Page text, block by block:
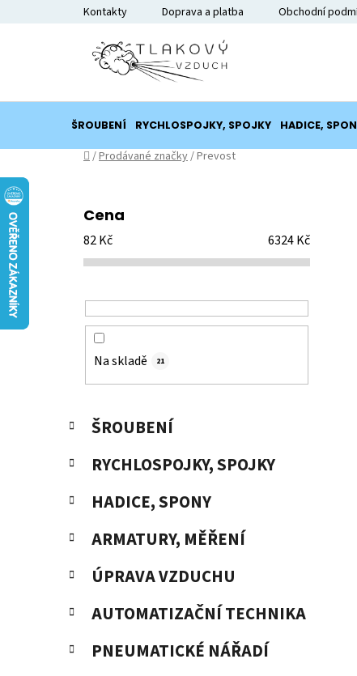
Kontakty Doprava a platba Obchodní
ŠROUBENÍ RYCHLOSPOJKY, SPOJKY HADICE,
Domů
/Prodávané značky/Prevost
e
l
Cena
82Kč 6324Kč
Na skladě 21
Přeskočit
kategorie
K
a
t
e
o
i
ŠROUBENÍ
RYCHLOSPOJKY, SPOJKY
HADICE, SPONY
ARMATURY, MĚŘENÍ
ÚPRAVA VZDUCHU
AUTOMATIZAČNÍ TECHNIKA
PNEUMATICKÉ NÁŘADÍ